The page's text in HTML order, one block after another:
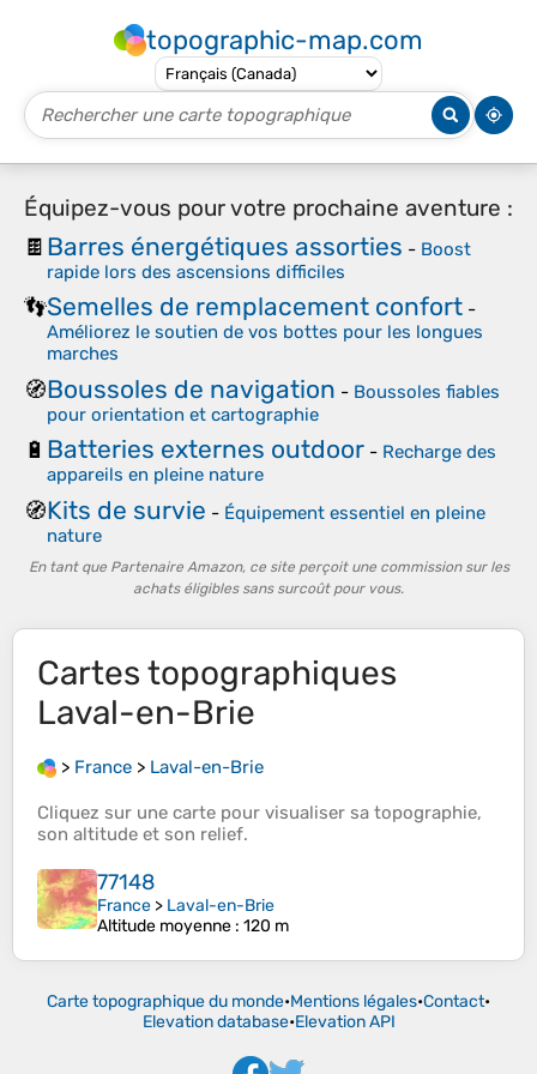
topographic-map.com
Équipez-vous pour votre prochaine aventure :
🍫 Barres énergétiques assorties - Boost
rapide lors des ascensions difficiles
👣Semelles de remplacement confort -
Améliorez le soutien de vos bottes pour les longues
marches
🧭Boussoles de navigation - Boussoles fiables
pour orientation et cartographie
🔋 Batteries externes outdoor - Recharge des
appareils en pleine nature
🧭Kits de survie - Équipement essentiel en pleine
nature
En tant que Partenaire Amazon, ce site perçoit une commission sur les
achats éligibles sans surcoût pour vous.
Cartes topographiques
Laval-en-Brie
> France > Laval-en-Brie
Cliquez sur une carte pour visualiser sa topographie,
son altitude et son relief.
77148
France > Laval-en-Brie
Altitude moyenne : 120 m
Carte topographique du monde•Mentions légales•Contact•
Elevation database•Elevation API